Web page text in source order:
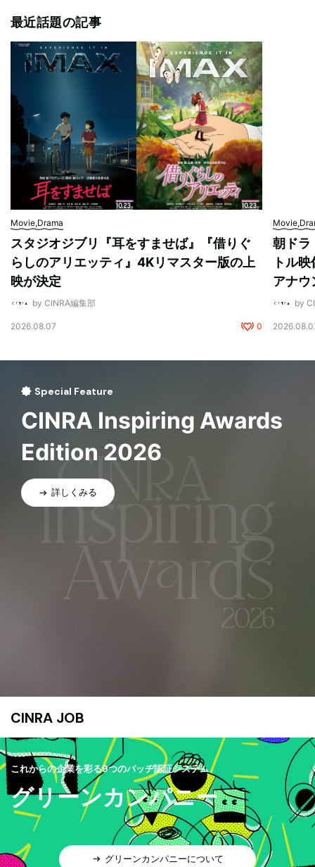
最近話題の記事
Movie,Drama
スタジオジブリ『耳をすませば』『借りぐ
らしのアリエッティ』4Kリマスター版の上
映が決定
by CINRA編集部
2026.08.07 0
朝ドラ
トル
アナウ
by
Special Feature
CINRA Inspiring Awards
Edition 2026
詳しくみる
CINRA JOB
これからの企業を彩る9つのバッヂ認証システム
グリーンカンパニー
グリーンカンパニーについて